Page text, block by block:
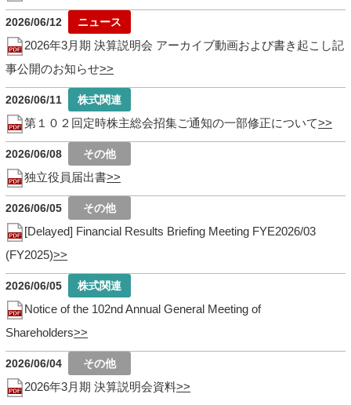
2026/06/12
2026年3月期 決算説明会 アーカイブ動画および書き起こし記
事公開のお知らせ
2026/06/11
第１０２回定時株主総会招集ご通知の一部修正について
2026/06/08
独立役員届出書
2026/06/05
[Delayed] Financial Results Briefing Meeting FYE2026/03
(FY2025)
2026/06/05
Notice of the 102nd Annual General Meeting of
Shareholders
2026/06/04
2026年3月期 決算説明会資料